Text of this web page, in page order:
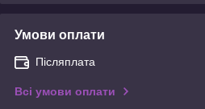
Умови оплати
Післяплата
Всі умови оплати